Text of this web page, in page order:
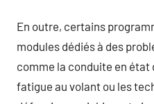
En outre, certains
modules dédiés à des
comme la conduite en état
fatigue au volant ou les